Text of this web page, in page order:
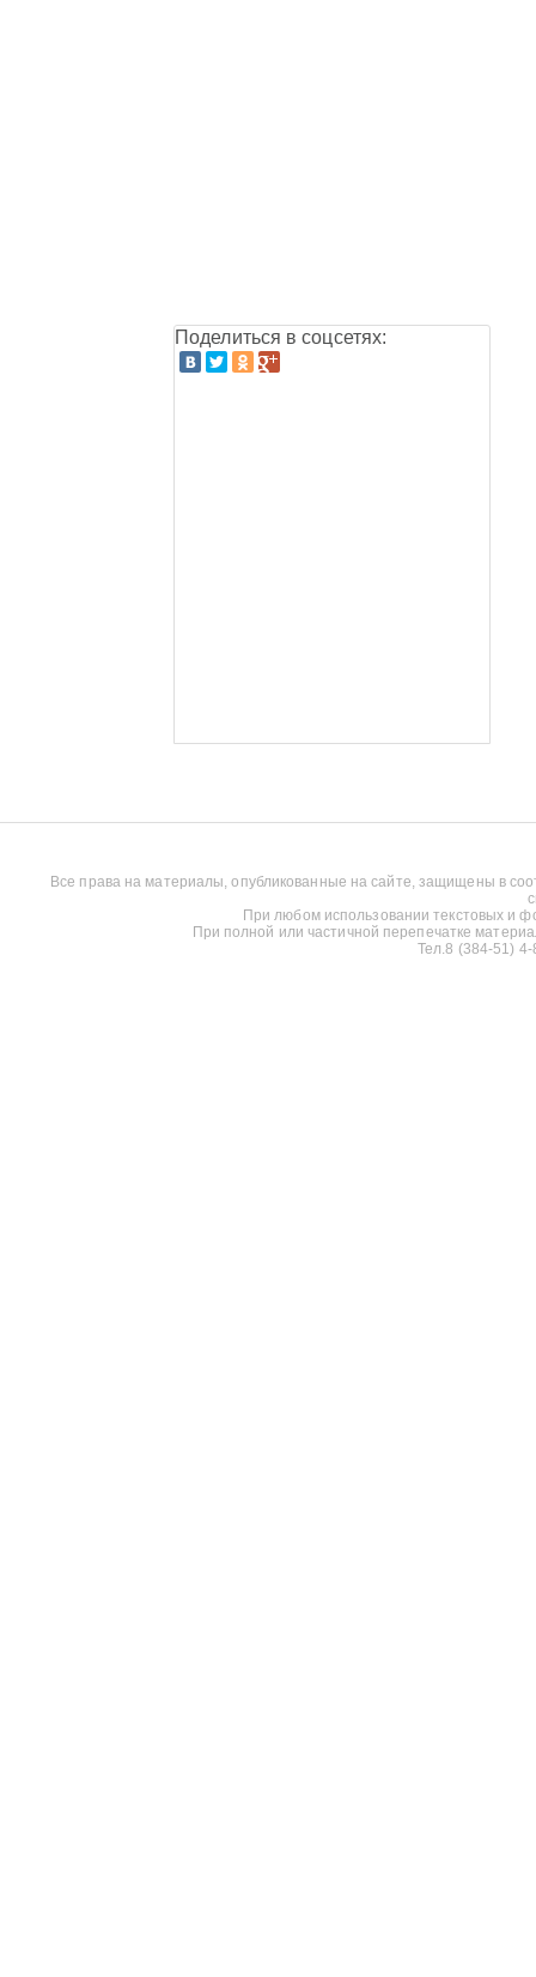
Поделиться в соцсетях:
Все права на материалы, опубликованные на сайте, защищены в
При любом использовании текстовых и
При полной или частичной перепечатке
Тел.8 (384-51)